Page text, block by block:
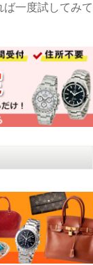
一度試してみて